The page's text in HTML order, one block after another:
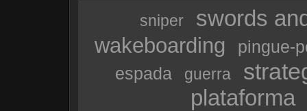
sniper swords
wakeboarding
pingue-
espada
guerra
plataforma